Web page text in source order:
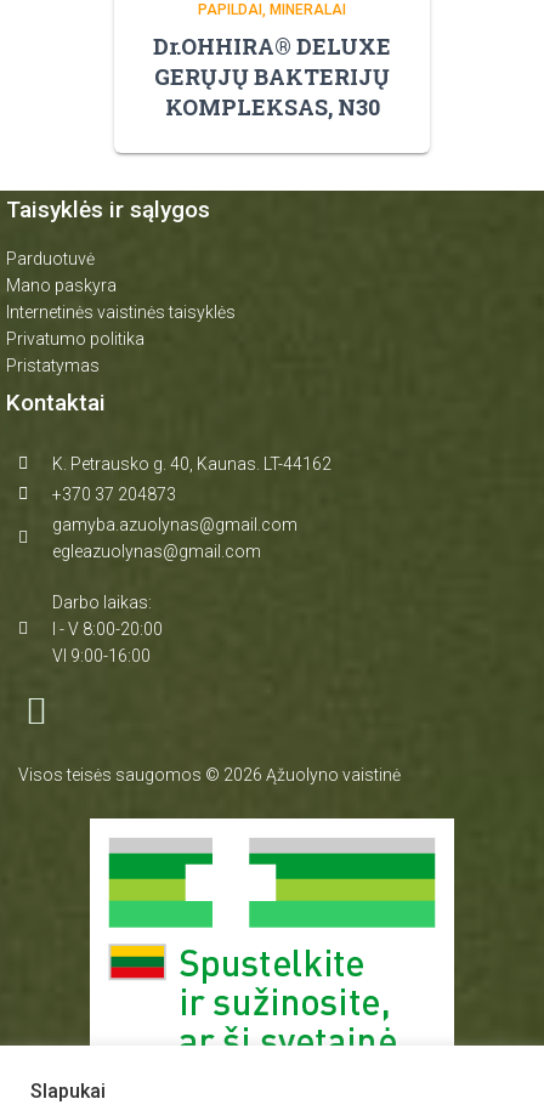
PAPILDAI, MINERALAI
Dr.OHHIRA® DELUXE
GERŲJŲ BAKTERIJŲ
KOMPLEKSAS, N30
Taisyklės ir sąlygos
Parduotuvė
Mano paskyra
Internetinės vaistinės taisyklės
Privatumo politika
Pristatymas
Kontaktai
K. Petrausko g. 40, Kaunas. LT-44162
+370 37 204873
gamyba.azuolynas@gmail.com
egleazuolynas@gmail.com
Darbo laikas:
I - V 8:00-20:00
VI 9:00-16:00
Visos teisės saugomos © 2026 Ąžuolyno vaistinė
Slapukai